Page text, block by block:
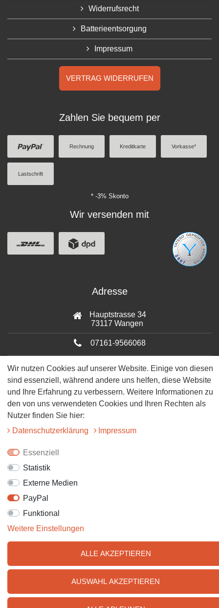
Widerrufsrecht
Batterieentsorgung
Impressum
VERTRAG WIDERRUFEN
Zahlen Sie bequem per
Rechnung Kreditkarte Vorkasse*
Lastschrift
* -3% Skonto
Wir versenden mit
Adresse
Hauptstrasse 34
73117 Wangen
07161-9566068
info@tiervitalshop.de
Folgt uns auf Facebook
Folgt uns auf Instagram
© 2025 Tiervitalshop | Webentwicklung & Webdesign
Wir nutzen Cookies auf unserer Website. Einige von diesen
sind essenziell, während andere uns helfen, diese Website
und Ihre Erfahrung zu verbessern. Weitere Informationen zu
den von uns verwendeten Cookies und Ihren Rechten als
Nutzer finden Sie hier:
Daten­schutz­erklärung
Impressum
Essenziell
Statistik
Externe Medien
PayPal
Funktional
Weitere Einstellungen
ALLE AKZEPTIEREN
AUSWAHL AKZEPTIEREN